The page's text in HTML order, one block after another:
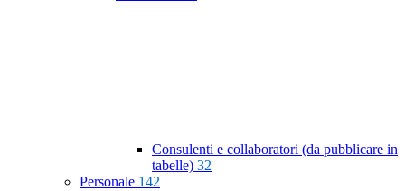
Consulenti e collaboratori (da pubblicare in
tabelle) 32
Personale 142